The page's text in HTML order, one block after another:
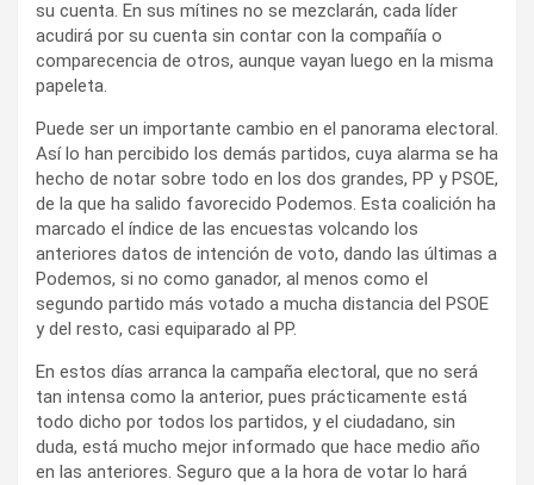
su cuenta. En sus mítines no se mezclarán, cada líder
acudirá por su cuenta sin contar con la compañía o
comparecencia de otros, aunque vayan luego en la misma
papeleta.
Puede ser un importante cambio en el panorama electoral.
Así lo han percibido los demás partidos, cuya alarma se ha
hecho de notar sobre todo en los dos grandes, PP y PSOE,
de la que ha salido favorecido Podemos. Esta coalición ha
marcado el índice de las encuestas volcando los
anteriores datos de intención de voto, dando las últimas a
Podemos, si no como ganador, al menos como el
segundo partido más votado a mucha distancia del PSOE
y del resto, casi equiparado al PP.
En estos días arranca la campaña electoral, que no será
tan intensa como la anterior, pues prácticamente está
todo dicho por todos los partidos, y el ciudadano, sin
duda, está mucho mejor informado que hace medio año
en las anteriores. Seguro que a la hora de votar lo hará